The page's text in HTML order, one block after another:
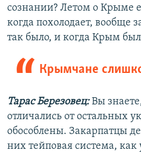
сознании? Летом о Крыме
когда похолодает, вообще
так было, и когда Крым
Крымчане
Тарас Березовец:Вы
отличались от остальных
обособлены. Закарпатцы
них тейповая система, как